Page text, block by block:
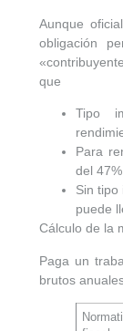
Aunque
obligación
que
Tipo
Para
del 47%
Sin tipo
puede
Cálculo de la
Paga un
brutos